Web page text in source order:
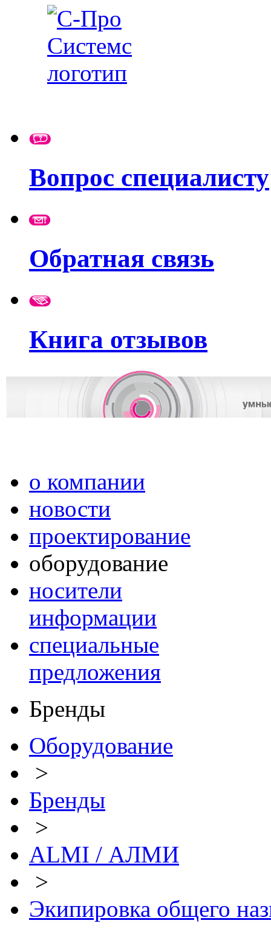
Вопрос специалисту
Обратная связь
Книга отзывов
о компании
новости
проектирование
оборудование
носители
информации
специальные
предложения
Бренды
Оборудование
>
Бренды
>
ALMI / АЛМИ
>
Экипировка общего